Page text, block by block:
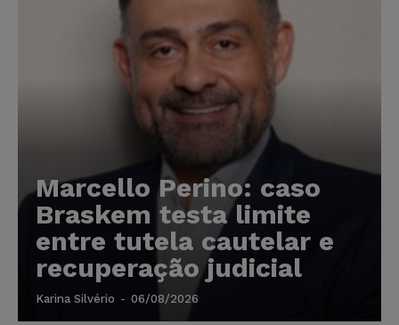
Marcello Perino: caso
Braskem testa limite
entre tutela cautelar e
recuperação judicial
Karina Silvério - 06/08/2026